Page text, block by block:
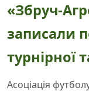
«Збруч-
записали
турнірної
Асоціація